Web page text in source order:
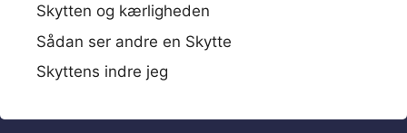
Skytten og kærligheden
Sådan ser andre en Skytte
Skyttens indre jeg